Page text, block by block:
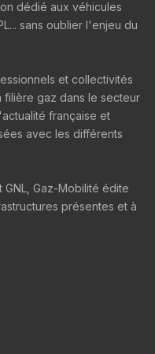
dédié aux véhicules
sans oublier l'enjeu du
et collectivités
filière gaz dans le secteur
française et
avec les différents
GNL, Gaz-Mobilité édite
présentes et à